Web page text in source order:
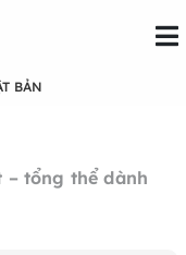
BẢN
– tổng thể dành